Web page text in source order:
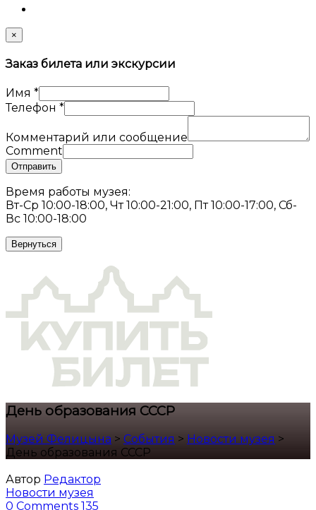
×
Заказ билета или экскурсии
Имя *
Телефон *
Комментарий или сообщение
Comment
Отправить
Время работы музея:
Вт-Ср 10:00-18:00, Чт 10:00-21:00, Пт 10:00-17:00, Сб-
Вс 10:00-18:00
Вернуться
День образования СССР
Музей Фелицына > События > Новости музея >
День образования СССР
Автор Редактор
Новости музея
0 Comments 135